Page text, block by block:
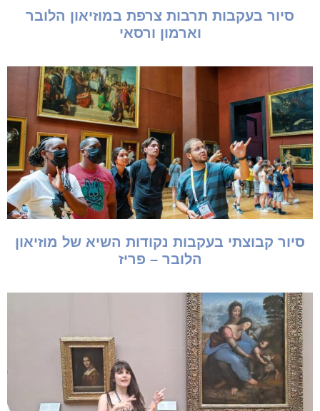
סיור בעקבות תרבות צרפת במוזיאון הלובר
וארמון ורסאי
סיור קבוצתי בעקבות נקודות השיא של מוזיאון
הלובר – פריז